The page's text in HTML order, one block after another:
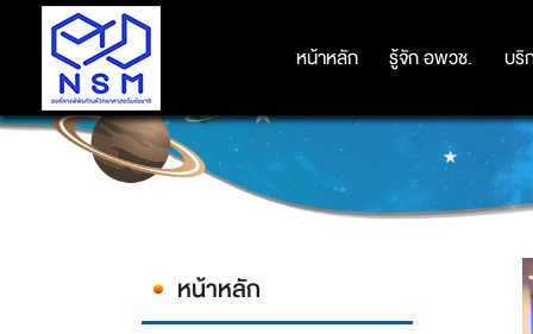
หน้าหลัก รู้จัก อพวช. บริ
หน้าหลัก รู้จัก อพวช. บริ
หน้าหลัก